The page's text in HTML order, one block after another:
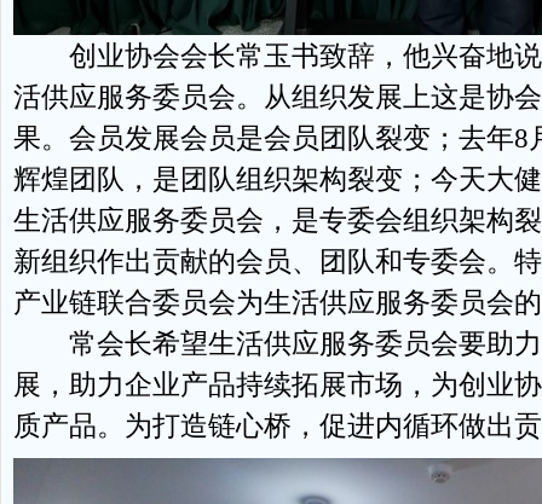
创业协会会长常玉书致辞，他兴奋地说
活供应服务委员会。从组织发展上这是协
果。会员发展会员是会员团队裂变；去年
辉煌团队，是团队组织架构裂变；今天大
生活供应服务委员会，是专委会组织架构
新组织作出贡献的会员、团队和专委会。
产业链联合委员会为生活供应服务委员会
常会长希望生活供应服务委员会要助力
展，助力企业产品持续拓展市场，为创业
质产品。为打造链心桥，促进内循环做出